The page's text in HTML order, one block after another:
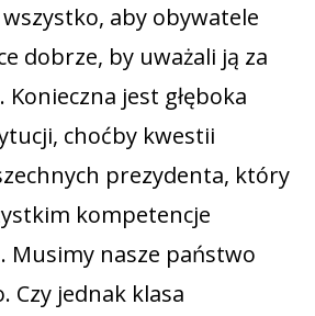
aby obywatele
dobrze, by uważali ją za
jest głęboka
choćby kwestii
prezydenta, który
kompetencje
Musimy nasze państwo
Czy jednak klasa